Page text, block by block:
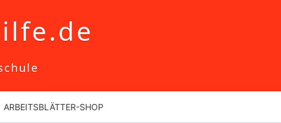
ARBEITSBLÄTTER-SHOP